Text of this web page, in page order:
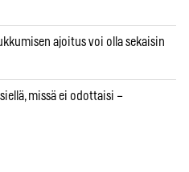
ajoitus voi olla sekaisin
missä ei odottaisi –